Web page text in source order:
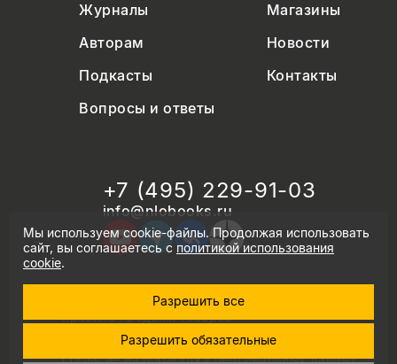
Журналы
Магазины
Авторам
Новости
Подкасты
Контакты
Вопросы и ответы
+7 (495) 229-91-03
info@nlobooks.ru
© Новое литературное обозрение. 2026
правила продажи товаров
политика использования cookie
согласие на обработку персональных данных
Мы используем cookie-файлы. Продолжая использовать
сайт, вы соглашаетесь сполитикой использования
cookie.
Разрешить все
Разрешить обязательные